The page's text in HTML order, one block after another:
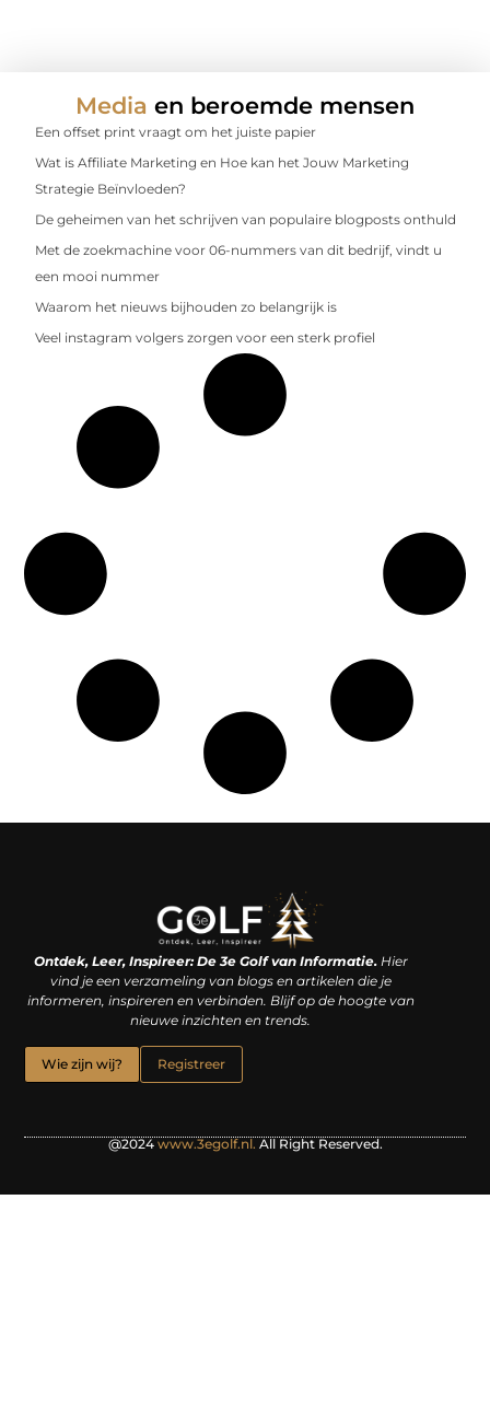
Media en beroemde mensen
Een offset print vraagt om het juiste papier
Wat is Affiliate Marketing en Hoe kan het Jouw Marketing
Strategie Beïnvloeden?
De geheimen van het schrijven van populaire blogposts onthuld
Met de zoekmachine voor 06-nummers van dit bedrijf, vindt u
een mooi nummer
Waarom het nieuws bijhouden zo belangrijk is
Veel instagram volgers zorgen voor een sterk profiel
Ontdek, Leer, Inspireer: De 3e Golf van Informatie.Hier
vind je een verzameling van blogs en artikelen die je
informeren, inspireren en verbinden. Blijf op de hoogte van
nieuwe inzichten en trends.
Wie zijn wij? Registreer
@2024www.3egolf.nl.All Right Reserved.